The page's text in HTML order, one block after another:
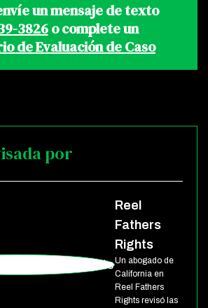
un mensaje de texto
3826o complete un
de Evaluación de Caso
por
Reel
Fathers
Rights
Un abogado de
California en
Reel Fathers
Rights revisó las